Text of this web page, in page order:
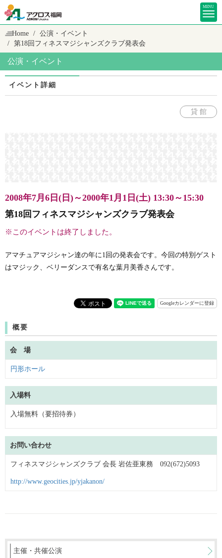
MENU
Home
公演・イベント
第18回フィネスマジシャンズクラブ発表会
公演・イベント
イベント詳細
貸 館
2008年7月6日(日)～2000年1月1日(土) 13:30～15:30
第18回フィネスマジシャンズクラブ発表会
※このイベントは終了しました。
アマチュアマジシャン達の年に1回の発表会です。今回の特別ゲスト
はマジック、ベリーダンスで有名な葉月美香さんです。
Googleカレンダーに登録
概要
会 場
円形ホール
入場料
入場無料（要招待券）
お問い合わせ
フィネスマジシャンズクラブ 会長 岩佐亜東務 092(672)5093
http://www.geocities.jp/yjakanon/
主催・共催公演